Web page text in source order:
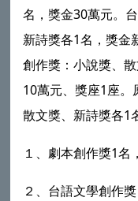
名，獎金30萬元。
新詩獎各1名，獎金
創作獎：小說獎、
10萬元、獎座1座。
散文獎、新詩獎各1
１、劇本創作獎1名
２、台語文學創作